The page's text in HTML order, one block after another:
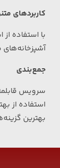
کاربردهای
با استفاده
آشپزخانه‌های
جمع‌بندی
سرویس
استفاده از
بهترین